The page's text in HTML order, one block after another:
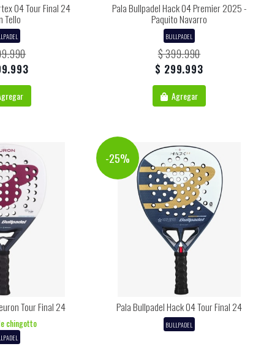
04 Tour Final 24
Tello
Pala Bullpadel Hack 04 Premier 2025 -
Paquito Navarro
BULLPADEL
$ 399.990
$ 299.993
Agregar
Tour Final 24
chingotto
-25%
Pala Bullpadel Hack 04 Tour Final 24
BULLPADEL